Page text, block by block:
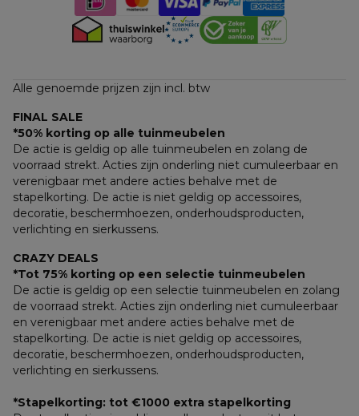
Alle genoemde prijzen zijn incl. btw
FINAL SALE
*50% korting op alle tuinmeubelen
De actie is geldig op alle tuinmeubelen en zolang de
voorraad strekt. Acties zijn onderling niet cumuleerbaar en
verenigbaar met andere acties behalve met de
stapelkorting. De actie is niet geldig op accessoires,
decoratie, beschermhoezen, onderhoudsproducten,
verlichting en sierkussens.
CRAZY DEALS
*Tot 75% korting op een selectie tuinmeubelen
De actie is geldig op een selectie tuinmeubelen en zolang
de voorraad strekt. Acties zijn onderling niet cumuleerbaar
en verenigbaar met andere acties behalve met de
stapelkorting. De actie is niet geldig op accessoires,
decoratie, beschermhoezen, onderhoudsproducten,
verlichting en sierkussens.
*Stapelkorting: tot €1000 extra stapelkorting